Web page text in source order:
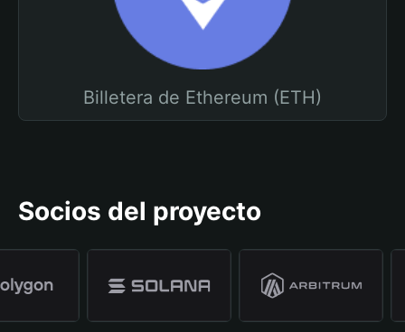
Billetera de Ethereum (ETH)
Socios del proyecto